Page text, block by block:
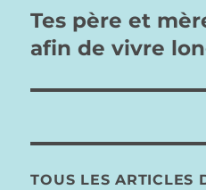
Publication
suivante :
Tes père et
afin de vivre
TOUS LES ARTICLES